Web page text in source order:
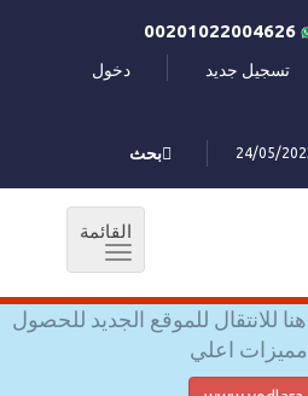
تسجيل جديد دخول
بحث
القائمة
Toggle
للانتقال للموقع الجديد للحصول
اعلي